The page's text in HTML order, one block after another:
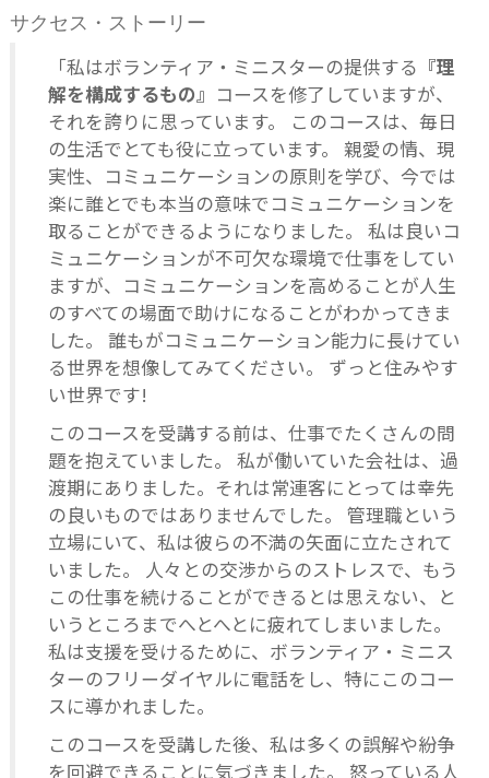
サクセス・ストーリー
「私はボランティア・ミニスターの提供する 『理
解を構成するもの』 コースを修了していますが、
それを誇りに思っています。 このコースは、毎日
の生活でとても役に立っています。 親愛の情、現
実性、コミュニケーションの原則を学び、今では
楽に誰とでも本当の意味でコミュニケーションを
取ることができるようになりました。 私は良いコ
ミュニケーションが不可欠な環境で仕事をしてい
ますが、コミュニケーションを高めることが人生
のすべての場面で助けになることがわかってきま
した。 誰もがコミュニケーション能力に長けてい
る世界を想像してみてください。 ずっと住みやす
い世界です!
このコースを受講する前は、仕事でたくさんの問
題を抱えていました。 私が働いていた会社は、過
渡期にありました。それは常連客にとっては幸先
の良いものではありませんでした。 管理職という
立場にいて、私は彼らの不満の矢面に立たされて
いました。 人々との交渉からのストレスで、もう
この仕事を続けることができるとは思えない、と
いうところまでへとへとに疲れてしまいました。
私は支援を受けるために、ボランティア・ミニス
ターのフリーダイヤルに電話をし、特にこのコー
スに導かれました。
このコースを受講した後、私は多くの誤解や紛争
を回避できることに気づきました。 怒っている人